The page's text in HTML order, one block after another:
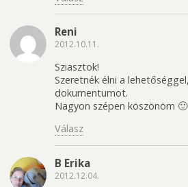
Reni
2012.10.11.
Sziasztok!
Szeretnék élni a
dokumentumot.
Nagyon szépen köszönöm 🙂
Válasz
B Erika
2012.12.04.